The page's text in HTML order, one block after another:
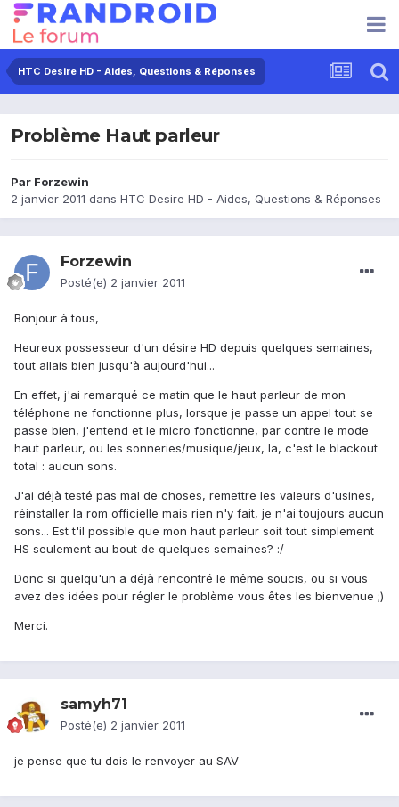
HTC Desire HD - Aides, Questions & Réponses
Problème Haut parleur
Par Forzewin
2 janvier 2011 dans HTC Desire HD - Aides, Questions & Réponses
Forzewin
Posté(e) 2 janvier 2011
Bonjour à tous,
Heureux possesseur d'un désire HD depuis quelques semaines,
tout allais bien jusqu'à aujourd'hui...
En effet, j'ai remarqué ce matin que le haut parleur de mon
téléphone ne fonctionne plus, lorsque je passe un appel tout se
passe bien, j'entend et le micro fonctionne, par contre le mode
haut parleur, ou les sonneries/musique/jeux, la, c'est le blackout
total : aucun sons.
J'ai déjà testé pas mal de choses, remettre les valeurs d'usines,
réinstaller la rom officielle mais rien n'y fait, je n'ai toujours aucun
sons... Est t'il possible que mon haut parleur soit tout simplement
HS seulement au bout de quelques semaines? :/
Donc si quelqu'un a déjà rencontré le même soucis, ou si vous
avez des idées pour régler le problème vous êtes les bienvenue ;)
Merci.
samyh71
Posté(e) 2 janvier 2011
je pense que tu dois le renvoyer au SAV